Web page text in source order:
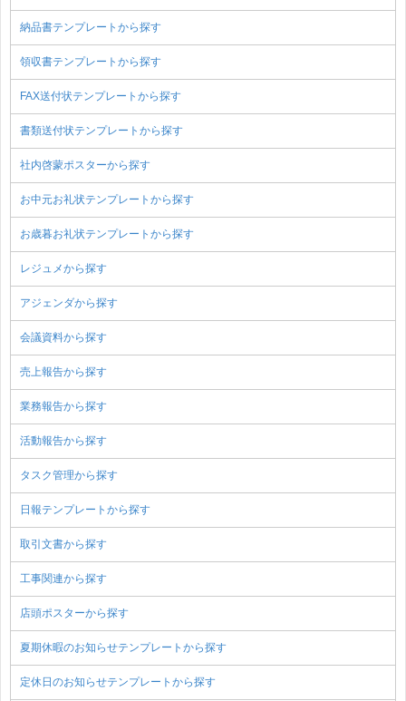
納品書テンプレートから探す
領収書テンプレートから探す
FAX送付状テンプレートから探す
書類送付状テンプレートから探す
社内啓蒙ポスターから探す
お中元お礼状テンプレートから探す
お歳暮お礼状テンプレートから探す
レジュメから探す
アジェンダから探す
会議資料から探す
売上報告から探す
業務報告から探す
活動報告から探す
タスク管理から探す
日報テンプレートから探す
取引文書から探す
工事関連から探す
店頭ポスターから探す
夏期休暇のお知らせテンプレートから探す
定休日のお知らせテンプレートから探す